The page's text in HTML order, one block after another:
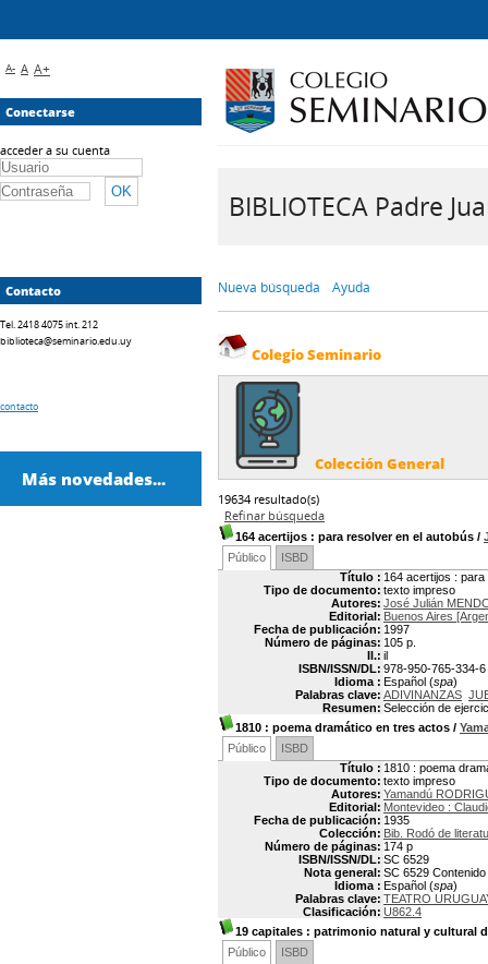
BIBLIOTECA Padre
Nueva búsqueda Ayuda
Colegio Seminario
Colección General
19634 resultado(s)
Refinar búsqueda
164 acertijos : para resolver en el autobús /
Público
ISBD
Título : 164 acertijos :
Tipo de documento: texto impreso
Autores: José Julián
Editorial: Buenos Aires
Fecha de publicación: 1997
Número de páginas: 105 p.
Il.: il
ISBN/ISSN/DL: 978-950-765-334-6
Idioma : Español (spa)
Palabras clave: ADIVINANZAS
Resumen: Selección de
1810 : poema dramático en tres actos /
Público
ISBD
Título : 1810 : poema
Tipo de documento: texto impreso
Autores: Yamandú
Editorial: Montevideo :
Fecha de publicación: 1935
Colección: Bib. Rodó de
Número de páginas: 174 p
ISBN/ISSN/DL: SC 6529
Nota general: SC 6529
Idioma : Español (spa)
Palabras clave: TEATRO
Clasificación: U862.4
19 capitales : patrimonio natural y cultural
Público
ISBD
A- A A+
Conectarse
acceder a su cuenta
Contacto
Tel. 2418 4075 int. 212
biblioteca@seminario.edu.uy
contacto
Más novedades...